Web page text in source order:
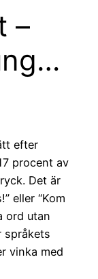
–
efter
procent av
Det är
eller “Kom
ord utan
språkets
vinka med